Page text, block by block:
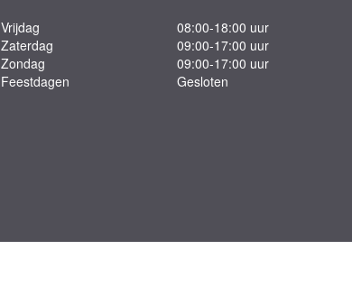
Vrijdag
Zaterdag
Zondag
Feestdagen
08:00-18:00 uur
09:00-17:00 uur
09:00-17:00 uur
Gesloten